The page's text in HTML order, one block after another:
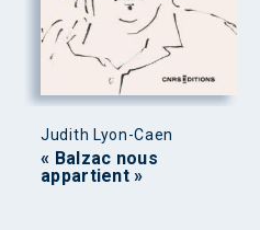
Judith Lyon-Caen
« Balzac nous
appartient »